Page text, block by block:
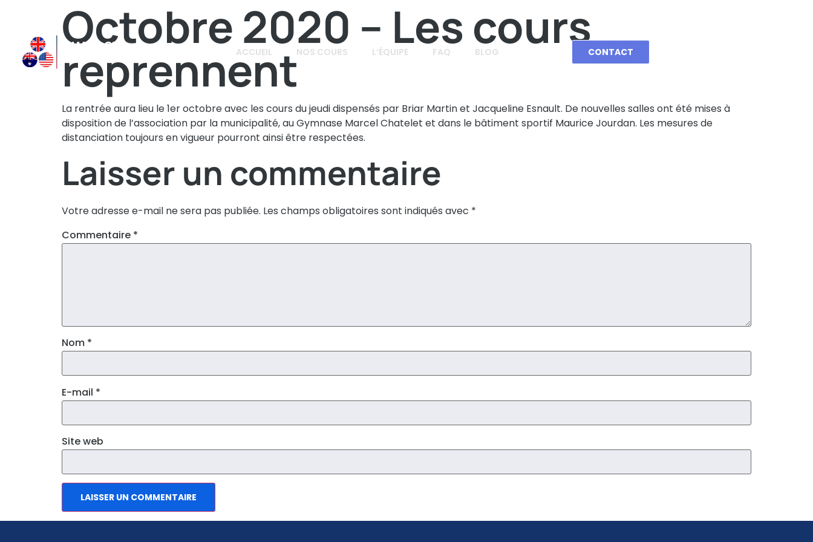
ACCUEIL NOS COURS L’ÉQUIPE FAQ BLOG CONTACT
Octobre 2020 – Les cours
reprennent
La rentrée aura lieu le 1er octobre avec les cours du jeudi dispensés par Briar Martin et Jacqueline Esnault. De nouvelles salles ont été mises à
disposition de l’association par la municipalité, au Gymnase Marcel Chatelet et dans le bâtiment sportif Maurice Jourdan. Les mesures de
distanciation toujours en vigueur pourront ainsi être respectées.
Laisser un commentaire
Votre adresse e-mail ne sera pas publiée. Les champs obligatoires sont indiqués avec *
Commentaire *
Nom *
E-mail *
Site web